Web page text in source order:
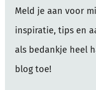
Meld je aan voor
inspiratie, tips en
als bedankje heel
blog toe!